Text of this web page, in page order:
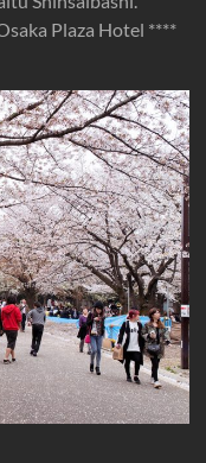
Plaza Hotel ****